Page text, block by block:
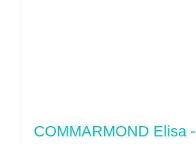
COMMARMOND Elisa -